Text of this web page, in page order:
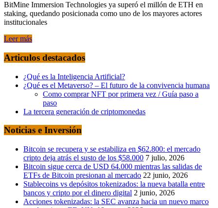
BitMine Immersion Technologies ya superó el millón de ETH en
staking, quedando posicionada como uno de los mayores actores
institucionales
Leer más
Articulos destacados
¿Qué es la Inteligencia Artificial?
¿Qué es el Metaverso? – El futuro de la convivencia humana
Como comprar NFT por primera vez / Guía paso a
paso
La tercera generación de criptomonedas
Noticias e Inversión
Bitcoin se recupera y se estabiliza en $62.800: el mercado
cripto deja atrás el susto de los $58.000 7 julio, 2026
Bitcoin sigue cerca de USD 64.000 mientras las salidas de
ETFs de Bitcoin presionan al mercado 22 junio, 2026
Stablecoins vs depósitos tokenizados: la nueva batalla entre
bancos y cripto por el dinero digital 2 junio, 2026
Acciones tokenizadas: la SEC avanza hacia un nuevo marco